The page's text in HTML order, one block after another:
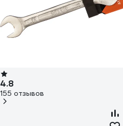
4.8
155 отзывов